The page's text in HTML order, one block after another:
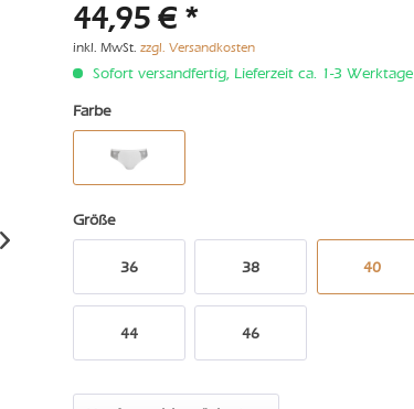
44,95 € *
inkl. MwSt.zzgl. Versandkosten
Sofort versandfertig, Lieferzeit ca. 1-3 Werktage
Farbe
Größe
36 38 40
44 46